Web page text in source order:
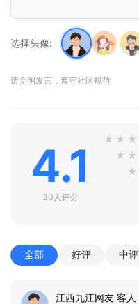
选择头像:
请文明发言，遵守社区规范
4.1
30人评分
★ ★ ★
★ ★
★
全部 好评 中评
江西九江网友 客人